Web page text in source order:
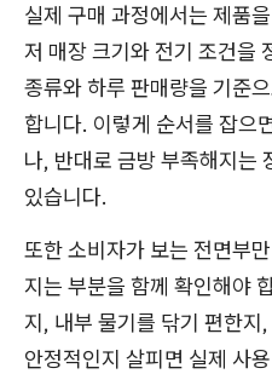
실제 구매 과정에서는 제품
저 매장 크기와 전기 조건을
종류와 하루 판매량을 기준
합니다. 이렇게 순서를 잡으
나, 반대로 금방 부족해지는
있습니다.
또한 소비자가 보는 전면부
지는 부분을 함께 확인해야
지, 내부 물기를 닦기 편한
안정적인지 살피면 실제 사